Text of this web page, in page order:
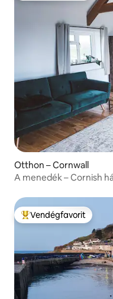
Otthon – Cornwall
A menedék – Cornish
Kiemelt vendégfavorit
Vendégfavorit